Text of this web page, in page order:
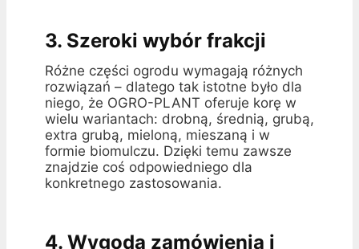
3. Szeroki wybór frakcji
Różne części ogrodu wymagają różnych
rozwiązań – dlatego tak istotne było dla
niego, że OGRO-PLANT oferuje korę w
wielu wariantach: drobną, średnią, grubą,
extra grubą, mieloną, mieszaną i w
formie biomulczu. Dzięki temu zawsze
znajdzie coś odpowiedniego dla
konkretnego zastosowania.
4. Wygoda zamówienia i